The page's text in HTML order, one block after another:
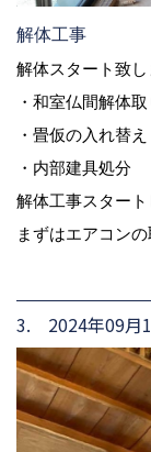
解体工事
解体スタート致し
・和室仏間解体取
・畳仮の入れ替え
・内部建具処分
解体工事スタート
まずはエアコン
3. 2024年09月